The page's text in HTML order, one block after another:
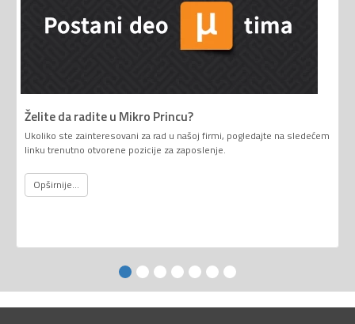
Želite da radite u Mikro Princu?
Ukoliko ste zainteresovani za rad u našoj firmi, pogledajte na sledećem
linku trenutno otvorene pozicije za zaposlenje.
Opširnije...